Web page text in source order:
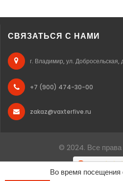
СВЯЗАТЬСЯ С НАМИ
г. Владимир, ул. Добросельская,
+7 (900) 474-30-00
zakaz@vaxterfive.ru
© 2024. Все
Во время посещения